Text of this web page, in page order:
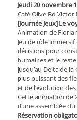
Jeudi 20 novembre
Café Olive Bd Victor
[Journée Jeux] Le
Animation de
Jeu de rôle
décisions pour
humaines et le
jusqu’au Delta de
plus puissant des
et de l’évolution
Cette animation de
d’une assemblée
Réservation